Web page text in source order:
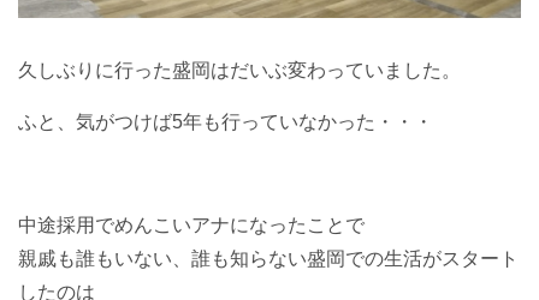
久しぶりに行った盛岡はだいぶ変わっていました。
ふと、気がつけば5年も行っていなかった・・・
中途採用でめんこいアナになったことで
親戚も誰もいない、誰も知らない盛岡での生活がスタート
したのは